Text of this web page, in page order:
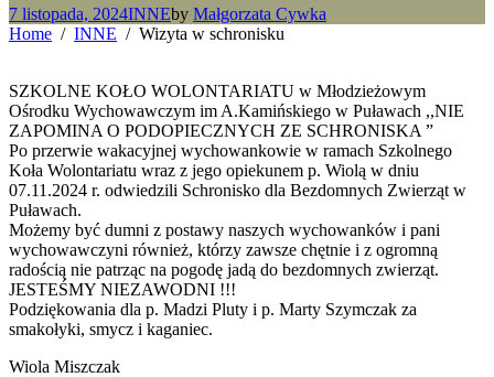
7 listopada, 2024INNEby Małgorzata Cywka
Home
INNE Wizyta w schronisku
SZKOLNE KOŁO WOLONTARIATU w Młodzieżowym
Ośrodku Wychowawczym im A.Kamińskiego w Puławach ,,NIE
ZAPOMINA O PODOPIECZNYCH ZE SCHRONISKA ”
Po przerwie wakacyjnej wychowankowie w ramach Szkolnego
Koła Wolontariatu wraz z jego opiekunem p. Wiolą w dniu
07.11.2024 r. odwiedzili Schronisko dla Bezdomnych Zwierząt w
Puławach.
Możemy być dumni z postawy naszych wychowanków i pani
wychowawczyni również, którzy zawsze chętnie i z ogromną
radością nie patrząc na pogodę jadą do bezdomnych zwierząt.
JESTEŚMY NIEZAWODNI !!!
Podziękowania dla p. Madzi Pluty i p. Marty Szymczak za
smakołyki, smycz i kaganiec.
Wiola Miszczak